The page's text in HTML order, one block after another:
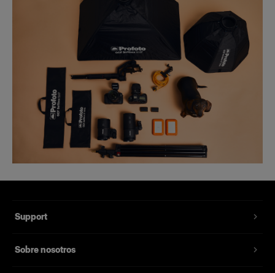
Support
Sobre nosotros